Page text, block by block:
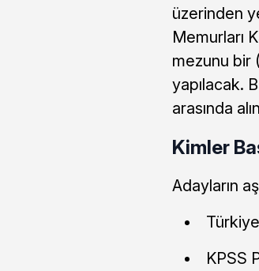
üzerinden
Memurları
mezunu bir
yapılacak.
arasında
Kimler
Adayların
KPSS